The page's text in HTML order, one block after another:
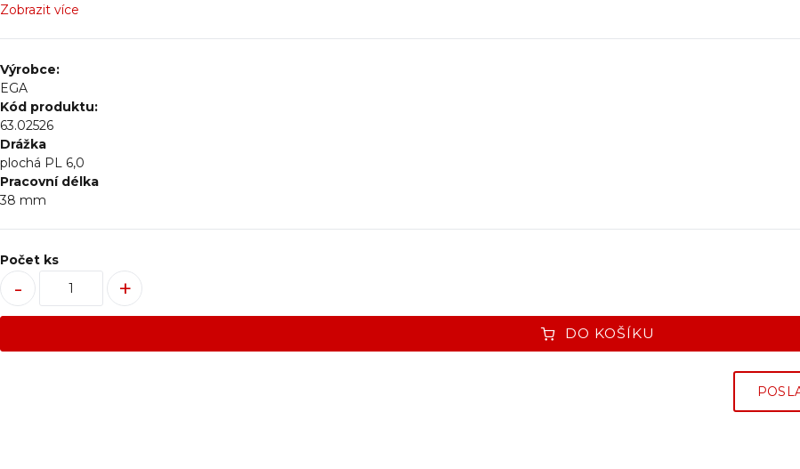
Zobrazit více
Výrobce:
EGA
Kód produktu:
63.02526
Drážka
plochá PL 6,0
Pracovní délka
38 mm
DO KOŠÍKU
Počet ks
+
-